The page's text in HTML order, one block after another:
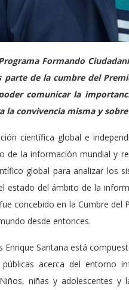
Formando
de la cumbre del
comunicar la
la convivencia misma y
científica global e
de la información mundial y
global para analizar los
estado del ámbito de la
concebido en la Cumbre
desde entonces.
Enrique Santana está
acerca del entorno
niñas y adolescentes